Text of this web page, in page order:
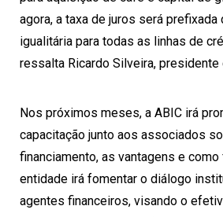
agora, a taxa de juros será prefixada
igualitária para todas as linhas de
ressalta Ricardo Silveira, presidente
Nos próximos meses, a ABIC irá
capacitação junto aos associados
financiamento, as vantagens e
entidade irá fomentar o diálogo
agentes financeiros, visando o